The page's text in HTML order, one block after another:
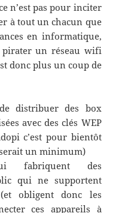
n’est pas pour inciter
à tout un chacun que
en informatique,
un réseau wifi
donc plus un coup de
distribuer des box
avec des clés WEP
c’est pour bientôt
un minimum)
fabriquent des
qui ne supportent
obligent donc les
ces appareils à